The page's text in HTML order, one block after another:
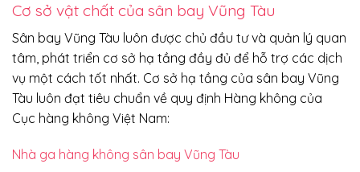
Cơ sở vật chất của sân bay Vũng Tàu
Sân bay Vũng Tàu luôn được chủ đầu tư và quản lý quan
tâm, phát triển cơ sở hạ tầng đầy đủ để hỗ trợ các dịch
vụ một cách tốt nhất. Cơ sở hạ tầng của sân bay Vũng
Tàu luôn đạt tiêu chuẩn về quy định Hàng không của
Cục hàng không Việt Nam:
Nhà ga hàng không sân bay Vũng Tàu